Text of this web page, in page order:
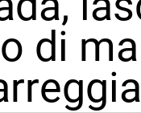
di